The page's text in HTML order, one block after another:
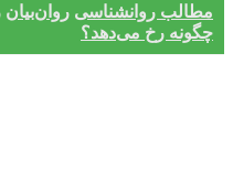
مطالب روانشناسی روان‌بیان
چگونه رخ می‌دهد؟